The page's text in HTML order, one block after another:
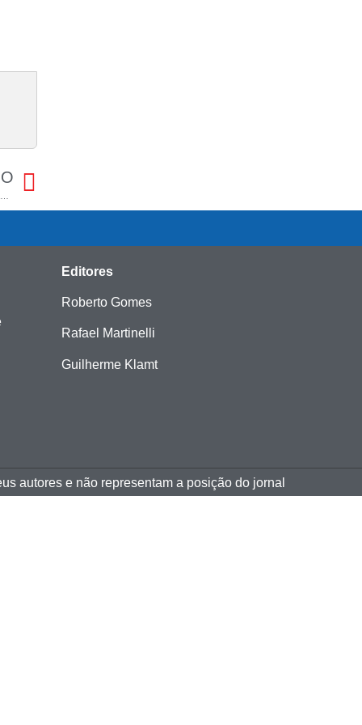
Editores
Roberto Gomes
Rafael Martinelli
Guilherme Klamt
autores e não representam a posição do jornal